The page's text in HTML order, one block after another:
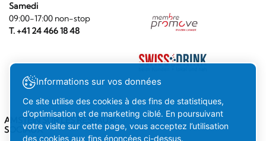
Samedi
09:00-17:00 non-stop
T. +41 24 466 18 48
AMSTEIN SUR LES RÉSEAUX
SOCIAUX
Informations sur vos données
Ce site utilise des cookies à des fins de statistiques,
d’optimisation et de marketing ciblé. En poursuivant
votre visite sur cette page, vous acceptez l’utilisation
des cookies aux fins énoncées ci-dessus.